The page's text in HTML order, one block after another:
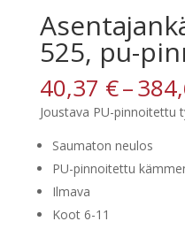
525, pu-
40,37 €–
Joustava PU-pinnoitettu
Saumaton neulos
PU-pinnoitettu
Ilmava
Koot 6-11